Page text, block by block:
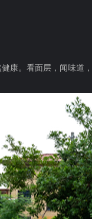
康。看面层，闻味道